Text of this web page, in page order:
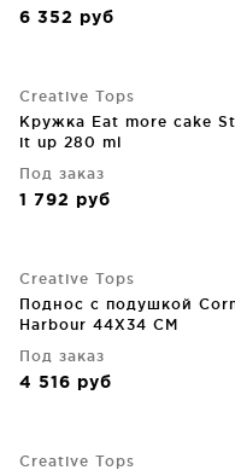
6 352 руб
Creative Tops
Кружка Eat more cake
it up 280 ml
Под заказ
1 792 руб
Creative Tops
Поднос с подушкой
Harbour 44X34 CM
Под заказ
4 516 руб
Creative Tops